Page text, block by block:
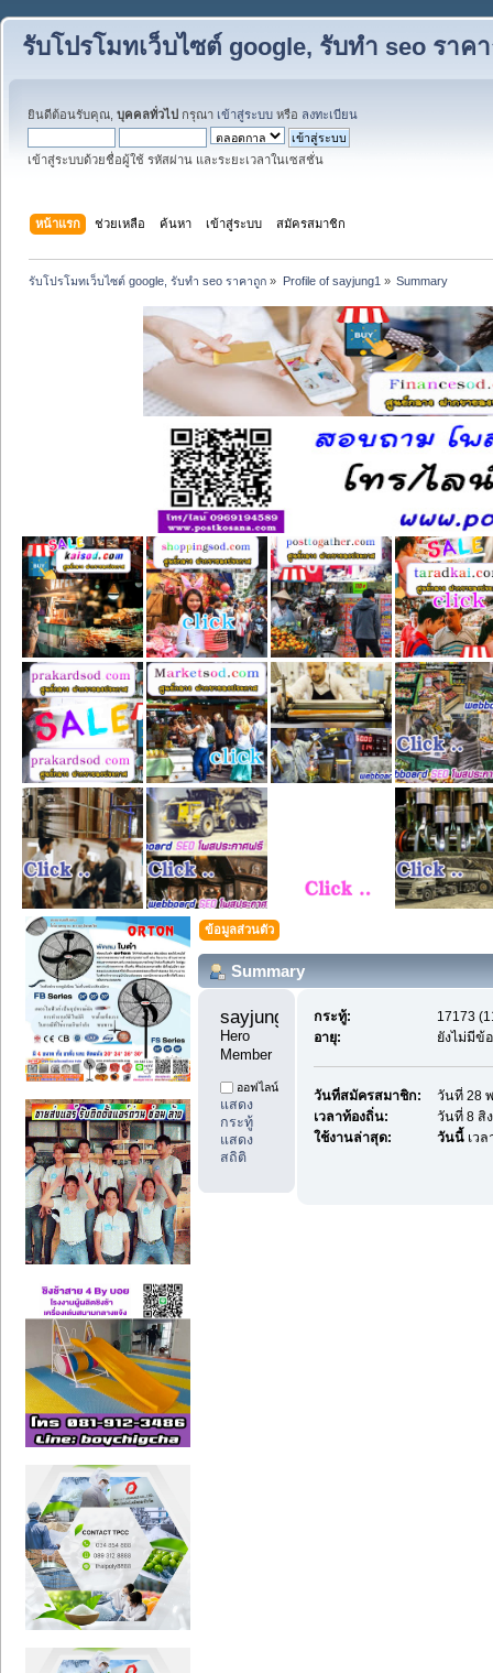
รับโปรโมทเว็บไซต์ google, รับทำ seo ราค
ยินดีต้อนรับคุณ, บุคคลทั่วไป กรุณา เข้าสู่ระบบ หรือ ลงทะเบียน
เข้าสู่ระบบด้วยชื่อผู้ใช้ รหัสผ่าน และระยะเวลาในเซสชั่น
หน้าแรก ช่วยเหลือ ค้นหา เข้าสู่ระบบ สมัครสมาชิก
รับโปรโมทเว็บไซต์ google, รับทำ seo ราคาถูก » Profile of sayjung1 » Summary
ข้อมูลส่วนตัว
Summary
Hero
Member
ออฟไลน์
แสดง
กระทู้
แสดง
สถิติ
กระทู้:
17173
อายุ:
ยังไม่มีข้
วันที่สมัครสมาชิก:
วันที่ 28
เวลาท้องถิ่น:
วันที่ 8 สิ
ใช้งานล่าสุด:
วันนี้ เว